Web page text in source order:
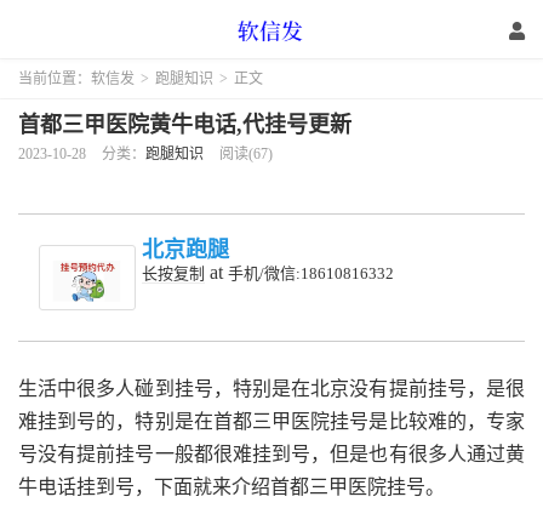
当前位置： 软信发 > 跑腿知识 > 正文
首都三甲医院黄牛电话,代挂号更新
2023-10-28 分类： 跑腿知识 阅读(67)
北京跑腿
长按复制 at 手机/微信:18610816332
生活中很多人碰到挂号，特别是在北京没有提前挂号，是很
难挂到号的，特别是在首都三甲医院挂号是比较难的，专家
号没有提前挂号一般都很难挂到号，但是也有很多人通过黄
牛电话挂到号，下面就来介绍首都三甲医院挂号。